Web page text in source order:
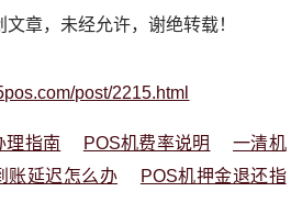
章，未经允许，谢绝转载！
post/2215.html
理指南 POS机费率说明
一清机
账延迟怎么办
POS机押金退还指